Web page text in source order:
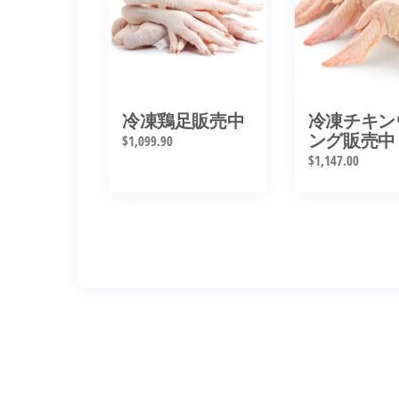
冷凍鶏足販売中
$1,099.90
冷凍チキ
ング販売中
$1,147.00